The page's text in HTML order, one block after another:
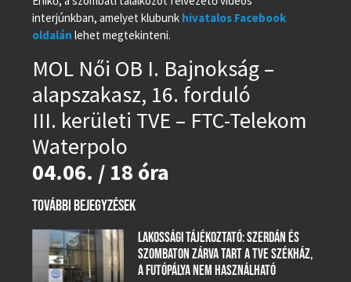
interjúnkban, amelyet klubunk hivatalos Facebook
oldalán lehet megtekinteni.
MOL Női OB I. Bajnokság –
alapszakasz, 16. forduló
III. kerületi TVE – FTC-Telekom
Waterpolo
04.06. / 18 óra
TOVÁBBI BEJEGYZÉSEK
LAKOSSÁGI TÁJÉKOZTATÓ: SZERDÁN ÉS
SZOMBATON ZÁRVA TART A TVE SZÉKHÁZ,
A FUTÓPÁLYA NEM HASZNÁLHATÓ